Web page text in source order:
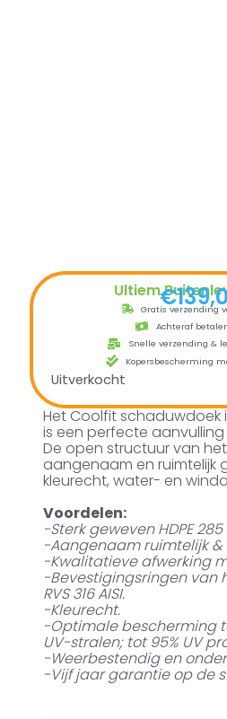
Ultiem€
Gratis verzending
Achteraf
Snelle verzending &
Kopersbescherming
Uitverkocht
Het Coolfit schaduwdoek
is een perfecte
De open structuur van
aangenaam en ruimtelijk
kleurecht, water- en
Voordelen:
-Sterk geweven HDPE
-Aangenaam ruimtelijk &
-Kwalitatieve afwerking
-Bevestigingsringen van
RVS 316 AISI.
-Kleurecht.
-Optimale bescherming
UV-stralen; tot 95% UV
-Weerbestendig en
-Vijf jaar garantie op de